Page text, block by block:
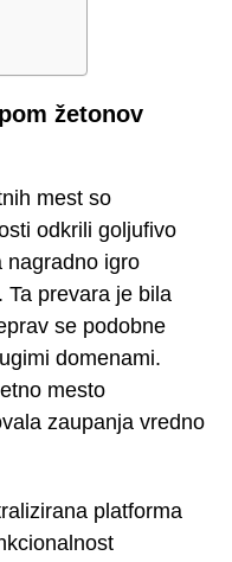
žetonov
mest so
odkrili goljufivo
nagradno igro
Ta prevara je bila
se podobne
domenami.
mesto
zaupanja vredno
platforma